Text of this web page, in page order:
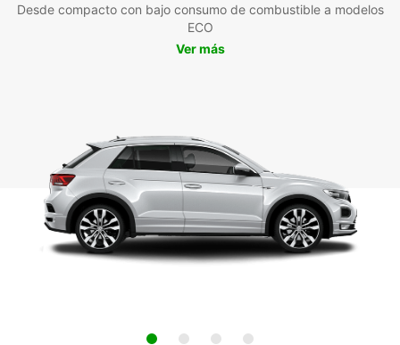
Desde compacto con bajo consumo de combustible a modelos
ECO
Ver más